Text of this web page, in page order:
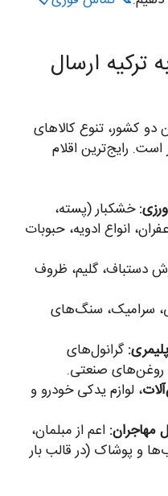
ترکیه ارسال
دو کشور، تنوع کالاهای
است. رایج‌ترین اقلام
خشکبار (پسته،
انواع ادویه، حبوبات
دستباف، گلیم، ظروف
سرامیک، سنگ‌های
گرانول‌های
و روغن‌های صنعتی.
، لوازم یدکی خودرو و
مهاجران: اعم از مبلمان،
و پوشاک (در قالب بار